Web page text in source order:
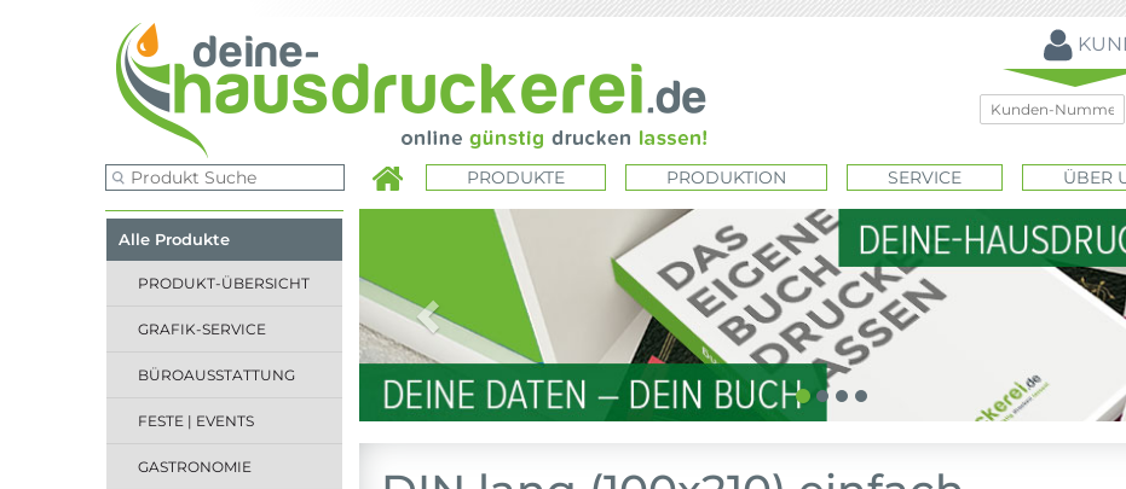
PRODUKTE PRODUKTION SERVICE ÜBER
Alle Produkte
PRODUKT-ÜBERSICHT
GRAFIK-SERVICE
BÜROAUSSTATTUNG
FESTE | EVENTS
GASTRONOMIE
Previous